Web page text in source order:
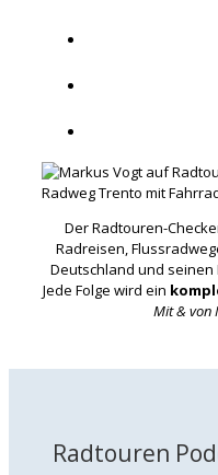
Der Radtouren-
Radreisen,
Deutschland und
Jede Folge wird ein
Mit & von
Radtouren